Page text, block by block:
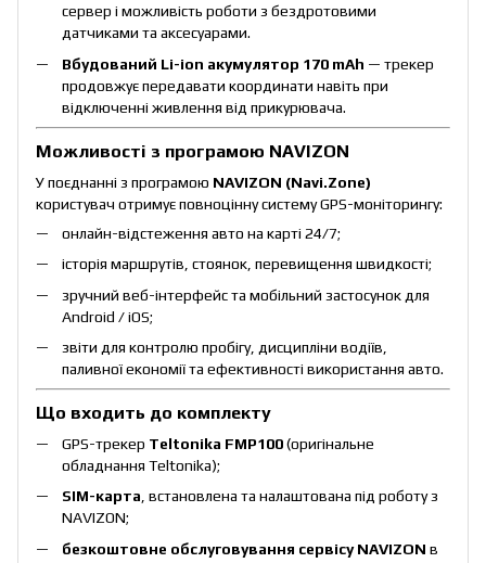
сервер і можливість роботи з бездротовими
датчиками та аксесуарами.
Вбудований Li-ion акумулятор 170 mAh — трекер
продовжує передавати координати навіть при
відключенні живлення від прикурювача.
Можливості з програмою NAVIZON
У поєднанні з програмою NAVIZON (Navi.Zone)
користувач отримує повноцінну систему GPS-моніторингу:
онлайн-відстеження авто на карті 24/7;
історія маршрутів, стоянок, перевищення швидкості;
зручний веб-інтерфейс та мобільний застосунок для
Android / iOS;
звіти для контролю пробігу, дисципліни водіїв,
паливної економії та ефективності використання авто.
Що входить до комплекту
GPS-трекер Teltonika FMP100(оригінальне
обладнання Teltonika);
SIM-карта, встановлена та налаштована під роботу з
NAVIZON;
безкоштовне обслуговування сервісу NAVIZON в